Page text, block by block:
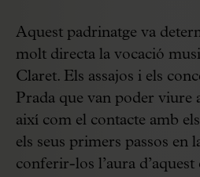
Aquest padrinatge va
molt directa la vocació
Claret. Els assajos i els
Prada que van poder viure
així com el contacte amb
els seus primers passos en
conferir-los l’aura